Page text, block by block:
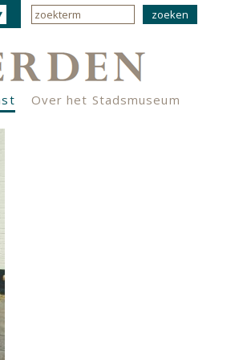
Over het Stadsmuseum